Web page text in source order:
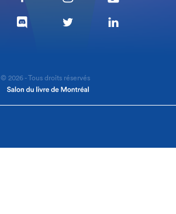
© 2026 - Tous droits réservés